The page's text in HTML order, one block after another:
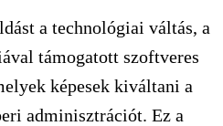
a technológiai váltás, a
támogatott szoftveres
képesek kiváltani a
adminisztrációt. Ez a